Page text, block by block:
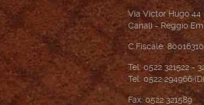
Via Victor Hugo 44
Canali - Reggio
C.Fiscale:
Tel: 0522 321522 -
Tel: 0522 294966
Fax: 0522 321589